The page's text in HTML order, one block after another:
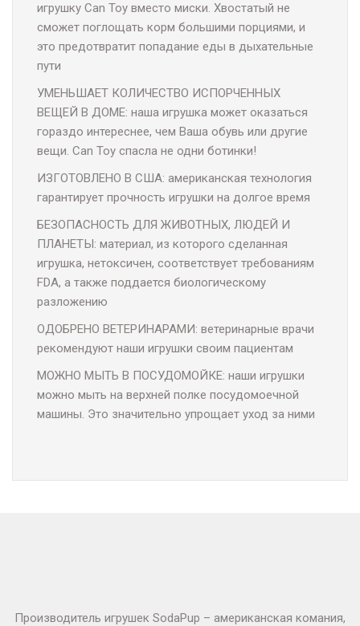
игрушку Can Toy вместо миски. Хвостатый не
сможет поглощать корм большими порциями, и
это предотвратит попадание еды в дыхательные
пути
УМЕНЬШАЕТ КОЛИЧЕСТВО ИСПОРЧЕННЫХ
ВЕЩЕЙ В ДОМЕ: наша игрушка может оказаться
гораздо интереснее, чем Ваша обувь или другие
вещи. Can Toy спасла не одни ботинки!
ИЗГОТОВЛЕНО В США: американская технология
гарантирует прочность игрушки на долгое время
БЕЗОПАСНОСТЬ ДЛЯ ЖИВОТНЫХ, ЛЮДЕЙ И
ПЛАНЕТЫ: материал, из которого сделанная
игрушка, нетоксичен, соответствует требованиям
FDA, а также поддается биологическому
разложению
ОДОБРЕНО ВЕТЕРИНАРАМИ: ветеринарные врачи
рекомендуют наши игрушки своим пациентам
МОЖНО МЫТЬ В ПОСУДОМОЙКЕ: наши игрушки
можно мыть на верхней полке посудомоечной
машины. Это значительно упрощает уход за ними
Производитель игрушек SodaPup – американская комания,